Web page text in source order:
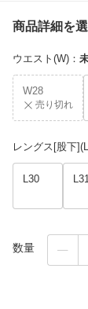
商品詳細を
ウエスト(W) ：
W28
売り切れ
レングス[股下
L30
数量